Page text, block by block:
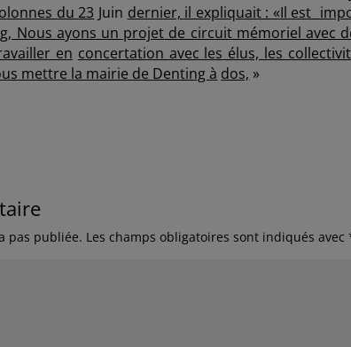
du 23 Juin dernier, il expliquait : «Il est
Nous ayons un projet de circuit mémoriel avec
en concertation avec les élus, les
mettre la mairie de Denting à dos, »
pas publiée. Les champs obligatoires sont indiqués avec